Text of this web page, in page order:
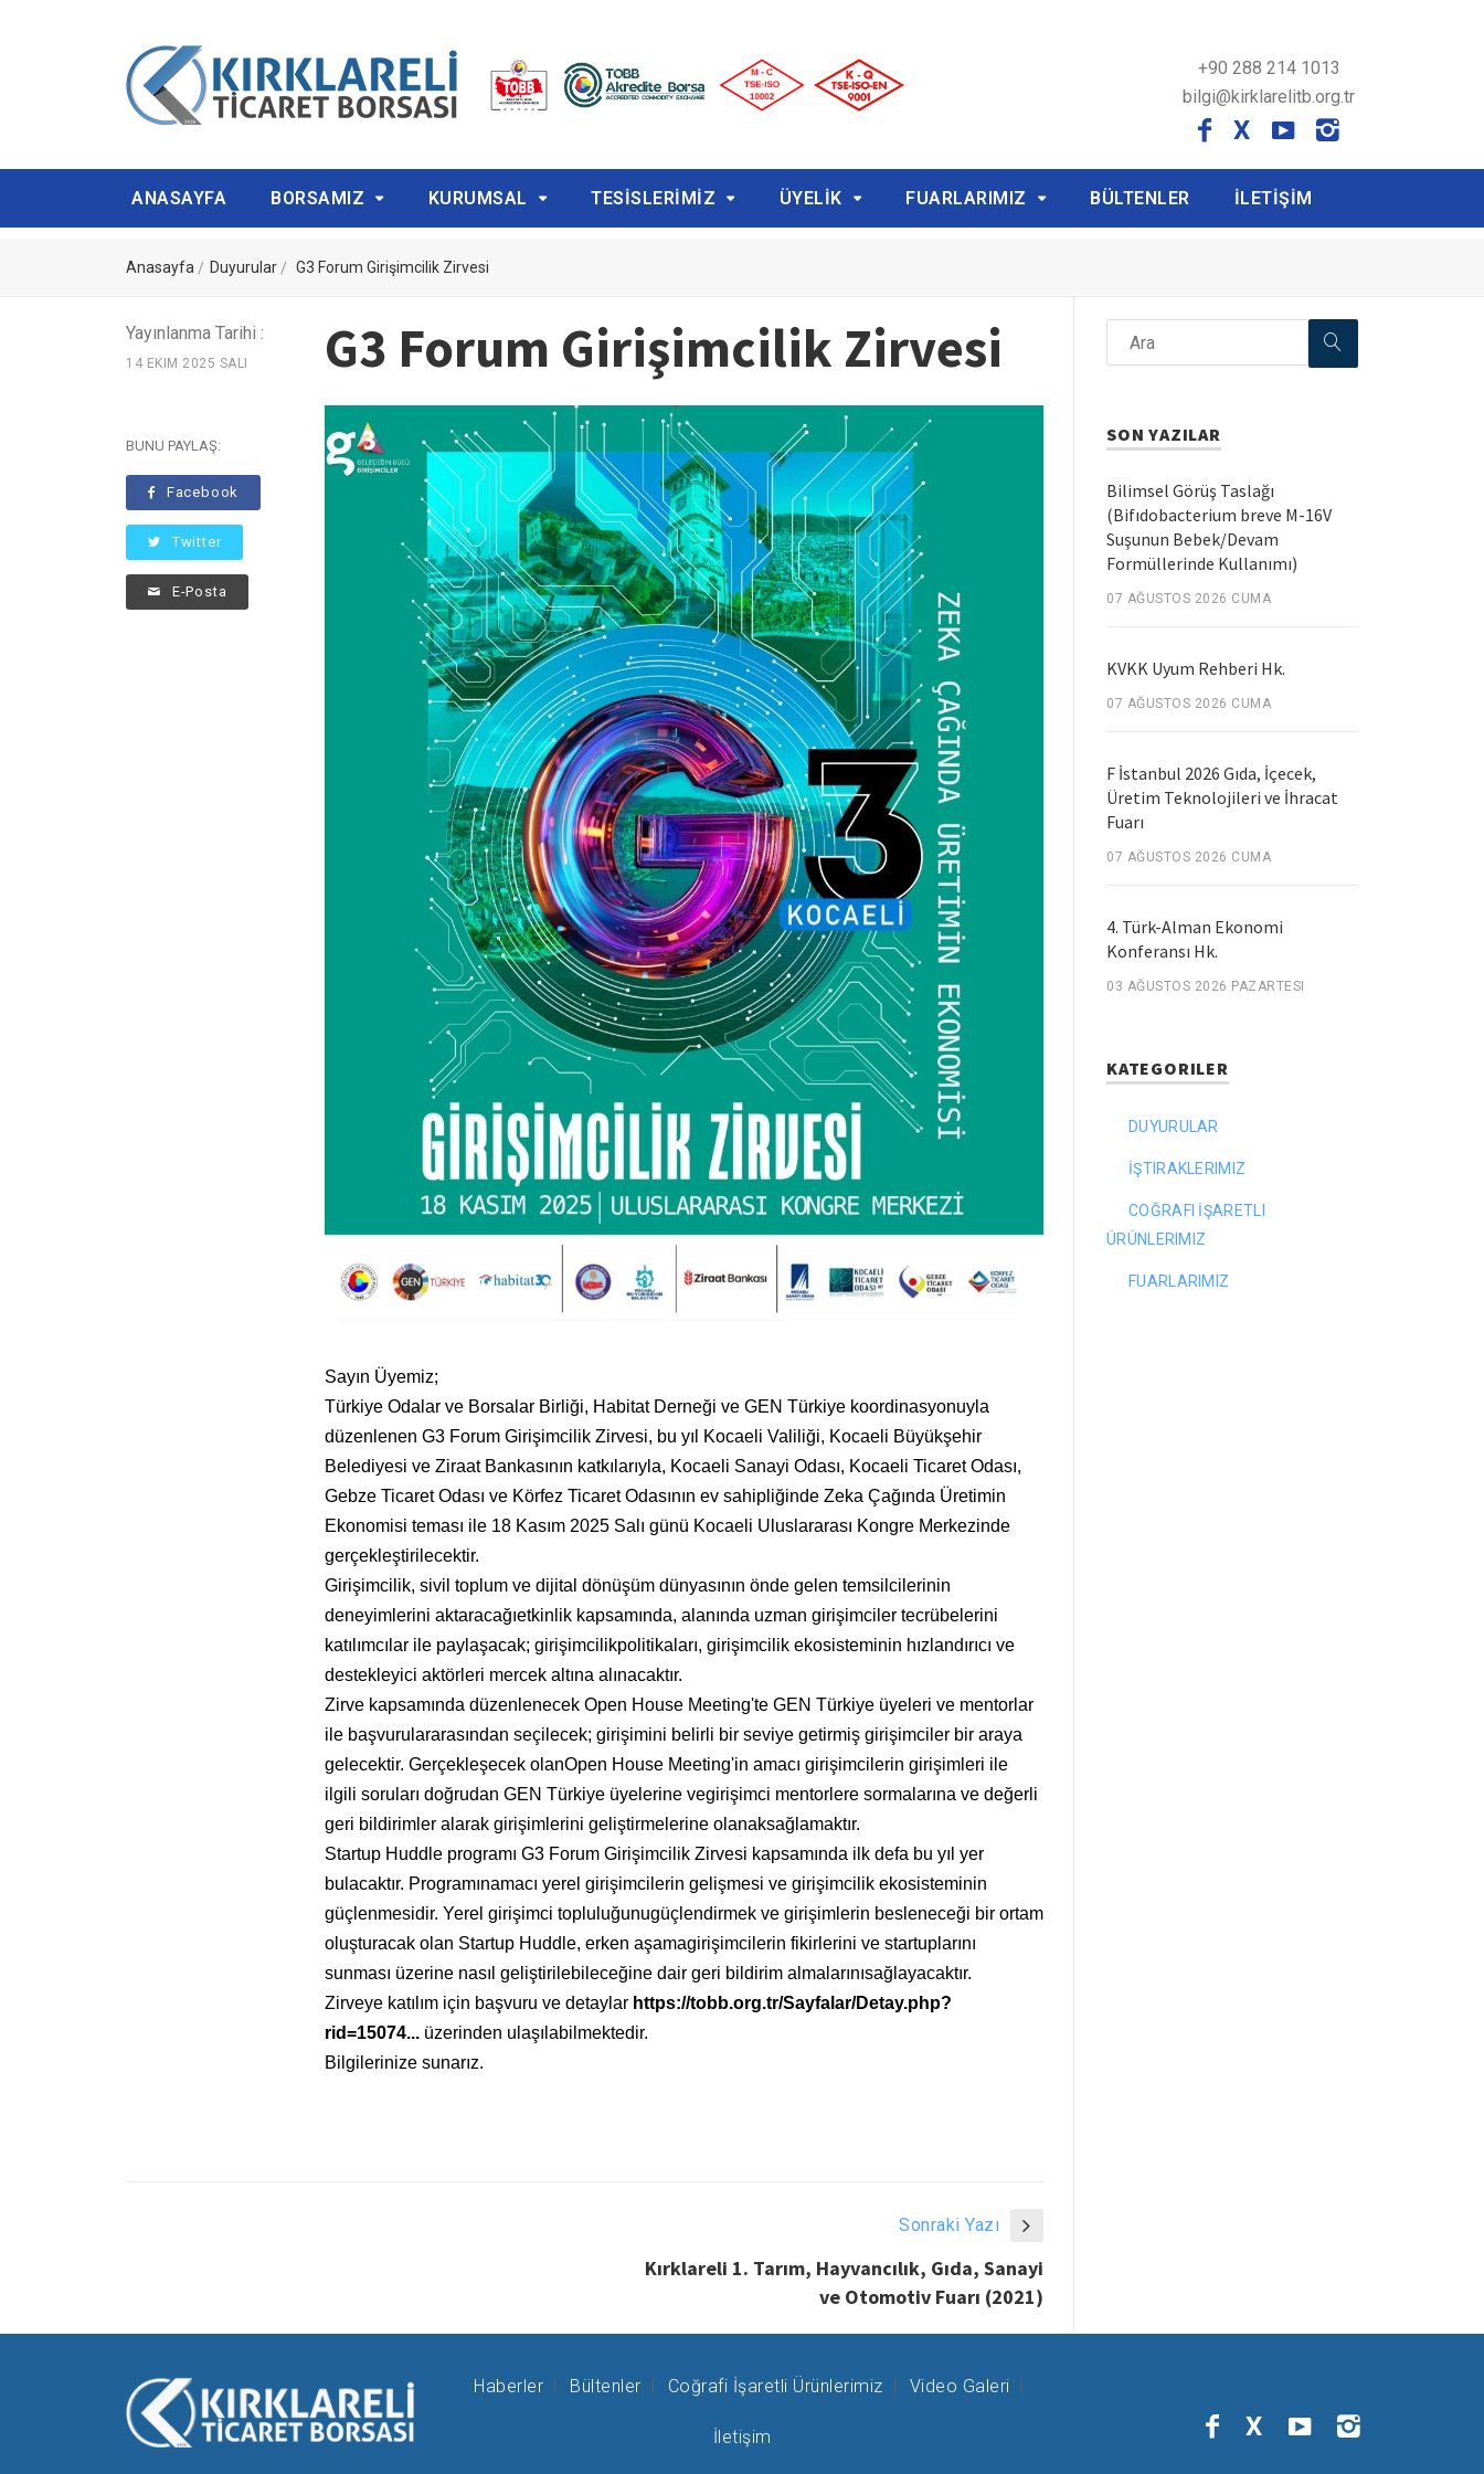
+90 288 214 1013
bilgi@kirklarelitb.org.tr
X
ANASAYFA BORSAMIZ KURUMSAL TESİSLERİMİZ ÜYELİK FUARLARIMIZ BÜLTENLER İLETİŞİM
Anasayfa Duyurular G3 Forum Girişimcilik Zirvesi
Yayınlanma Tarihi :
14 EKIM 2025 SALI
BUNU PAYLAŞ:
Facebook
Twitter
E-Posta
G3 Forum Girişimcilik Zirvesi
Sayın Üyemiz;
Türkiye Odalar ve Borsalar Birliği, Habitat Derneği ve GEN Türkiye koordinasyonuyla
düzenlenen G3 Forum Girişimcilik Zirvesi, bu yıl Kocaeli Valiliği, Kocaeli Büyükşehir
Belediyesi ve Ziraat Bankasının katkılarıyla, Kocaeli Sanayi Odası, Kocaeli Ticaret Odası,
Gebze Ticaret Odası ve Körfez Ticaret Odasının ev sahipliğinde Zeka Çağında Üretimin
Ekonomisi teması ile 18 Kasım 2025 Salı günü Kocaeli Uluslararası Kongre Merkezinde
gerçekleştirilecektir.
Girişimcilik, sivil toplum ve dijital dönüşüm dünyasının önde gelen temsilcilerinin
deneyimlerini aktaracağıetkinlik kapsamında, alanında uzman girişimciler tecrübelerini
katılımcılar ile paylaşacak; girişimcilikpolitikaları, girişimcilik ekosisteminin hızlandırıcı ve
destekleyici aktörleri mercek altına alınacaktır.
Zirve kapsamında düzenlenecek Open House Meeting'te GEN Türkiye üyeleri ve mentorlar
ile başvurulararasından seçilecek; girişimini belirli bir seviye getirmiş girişimciler bir araya
gelecektir. Gerçekleşecek olanOpen House Meeting'in amacı girişimcilerin girişimleri ile
ilgili soruları doğrudan GEN Türkiye üyelerine vegirişimci mentorlere sormalarına ve değerli
geri bildirimler alarak girişimlerini geliştirmelerine olanaksağlamaktır.
Startup Huddle programı G3 Forum Girişimcilik Zirvesi kapsamında ilk defa bu yıl yer
bulacaktır. Programınamacı yerel girişimcilerin gelişmesi ve girişimcilik ekosisteminin
güçlenmesidir. Yerel girişimci topluluğunugüçlendirmek ve girişimlerin besleneceği bir ortam
oluşturacak olan Startup Huddle, erken aşamagirişimcilerin fikirlerini ve startuplarını
sunması üzerine nasıl geliştirilebileceğine dair geri bildirim almalarınısağlayacaktır.
Zirveye katılım için başvuru ve detaylar https://tobb.org.tr/Sayfalar/Detay.php?
rid=15074...üzerinden ulaşılabilmektedir.
Bilgilerinize sunarız.
Sonraki Yazı
Kırklareli 1. Tarım, Hayvancılık, Gıda, Sanayi
ve Otomotiv Fuarı (2021)
SON YAZILAR
Bilimsel Görüş Taslağı
(Bifıdobacterium breve M-16V
Suşunun Bebek/Devam
Formüllerinde Kullanımı)
07 AĞUSTOS 2026 CUMA
KVKK Uyum Rehberi Hk.
07 AĞUSTOS 2026 CUMA
F İstanbul 2026 Gıda, İçecek,
Üretim Teknolojileri ve İhracat
Fuarı
07 AĞUSTOS 2026 CUMA
4. Türk-Alman Ekonomi
Konferansı Hk.
03 AĞUSTOS 2026 PAZARTESI
KATEGORILER
DUYURULAR
İŞTIRAKLERIMIZ
COĞRAFI İŞARETLI
ÜRÜNLERIMIZ
FUARLARIMIZ
Haberler Bültenler Coğrafi İşaretli Ürünlerimiz Video Galeri
İletişim X